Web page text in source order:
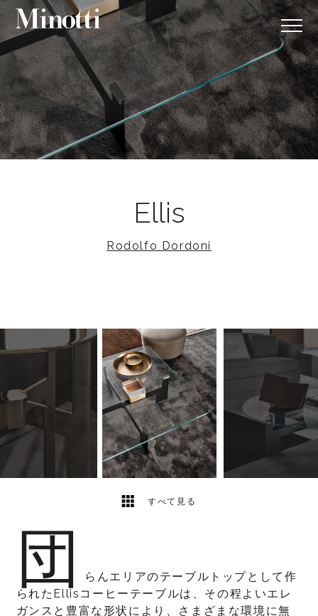
Ellis
Rodolfo Dordoni
すべて見る
2
団
らんエリアのテーブルトップとして作
られたEllisコーヒーテーブルは、その程よいエレ
ガンスと豊富な形状により、さまざまな環境に無